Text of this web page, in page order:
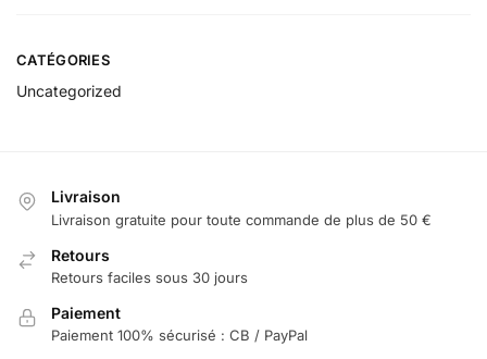
CATÉGORIES
Uncategorized
Livraison
Livraison gratuite pour toute commande de plus de 50 €
Retours
Retours faciles sous 30 jours
Paiement
Paiement 100% sécurisé : CB / PayPal